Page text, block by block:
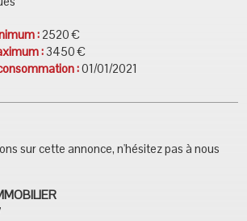
:2520 €
: 3450 €
:01/01/2021
sur cette annonce, n'hésitez pas à nous